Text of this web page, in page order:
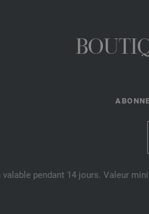
valable pendant 14 jours. Valeur